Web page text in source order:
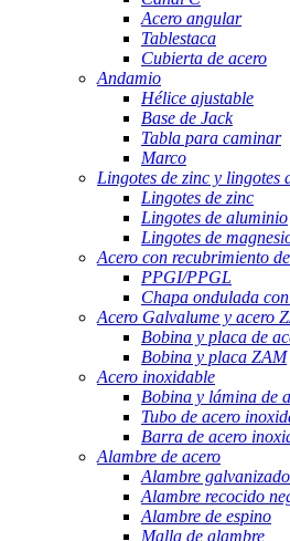
Acero angular
Tablestaca
Cubierta de acero
Andamio
Hélice ajustable
Base de Jack
Tabla para caminar
Marco
Lingotes de zinc y lingotes
Lingotes de zinc
Lingotes de aluminio
Lingotes de
Acero con recubrimiento
PPGI/PPGL
Chapa ondulada
Acero Galvalume y acero
Bobina y placa de
Bobina y placa ZAM
Acero inoxidable
Bobina y lámina de
Tubo de acero
Barra de acero
Alambre de acero
Alambre galvanizado
Alambre recocido
Alambre de espino
Malla de alambre